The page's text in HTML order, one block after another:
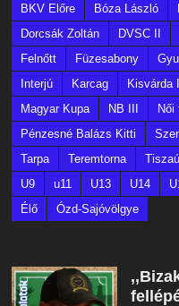
BKV Előre Bóza László
Dorcsák Zoltán
DVSC II
Felnőtt
Füzesabony
Interjú
Karcag Kisvárda
Magyar Kupa
NB III Női
Pénzesné Balázs Kitti
Tarpa
Teremtorna
U9
u11 U13 U14
Élő
Ózd-Sajóvölgye